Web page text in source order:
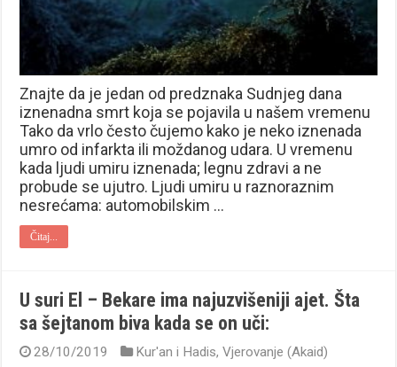
Znajte da je jedan od predznaka Sudnjeg dana
iznenadna smrt koja se pojavila u našem vremenu
Tako da vrlo često čujemo kako je neko iznenada
umro od infarkta ili moždanog udara. U vremenu
kada ljudi umiru iznenada; legnu zdravi a ne
probude se ujutro. Ljudi umiru u raznoraznim
nesrećama: automobilskim …
Čitaj...
U suri El – Bekare ima najuzvišeniji ajet. Šta
sa šejtanom biva kada se on uči:
28/10/2019 Kur'an i Hadis,Vjerovanje (Akaid)